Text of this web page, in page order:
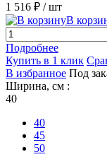
1 516 ₽ / шт
В
Подробнее
Купить в 1 клик
В избранное Под
Ширина, см :
40
40
45
50